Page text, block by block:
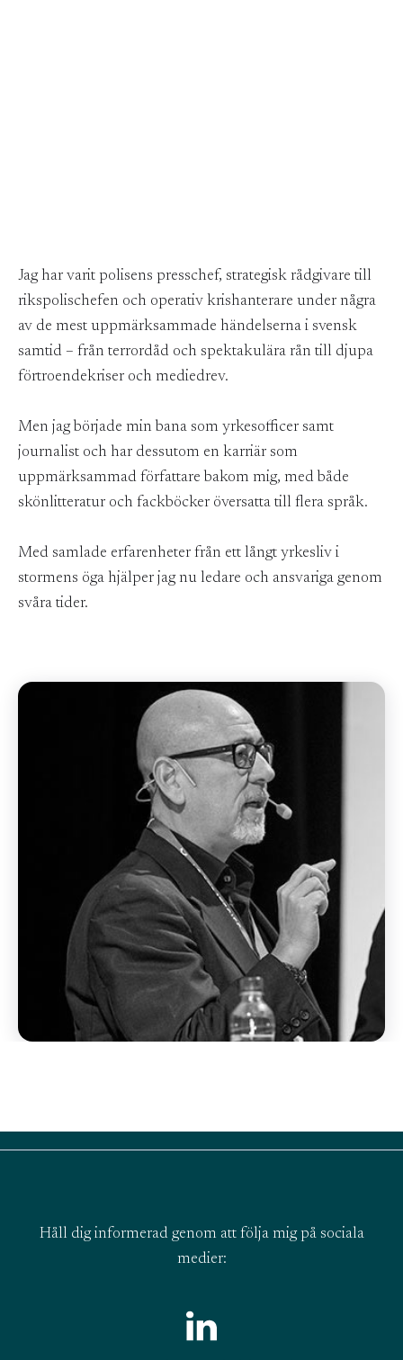
Jag har varit polisens presschef, strategisk rådgivare till
rikspolischefen och operativ krishanterare under några
av de mest uppmärksammade händelserna i svensk
samtid – från terrordåd och spektakulära rån till djupa
förtroendekriser och mediedrev.
Men jag började min bana som yrkesofficer samt
journalist och har dessutom en karriär som
uppmärksammad författare bakom mig, med både
skönlitteratur och fackböcker översatta till flera språk.
Med samlade erfarenheter från ett långt yrkesliv i
stormens öga hjälper jag nu ledare och ansvariga genom
svåra tider.
Håll dig informerad genom att följa mig på sociala
medier: